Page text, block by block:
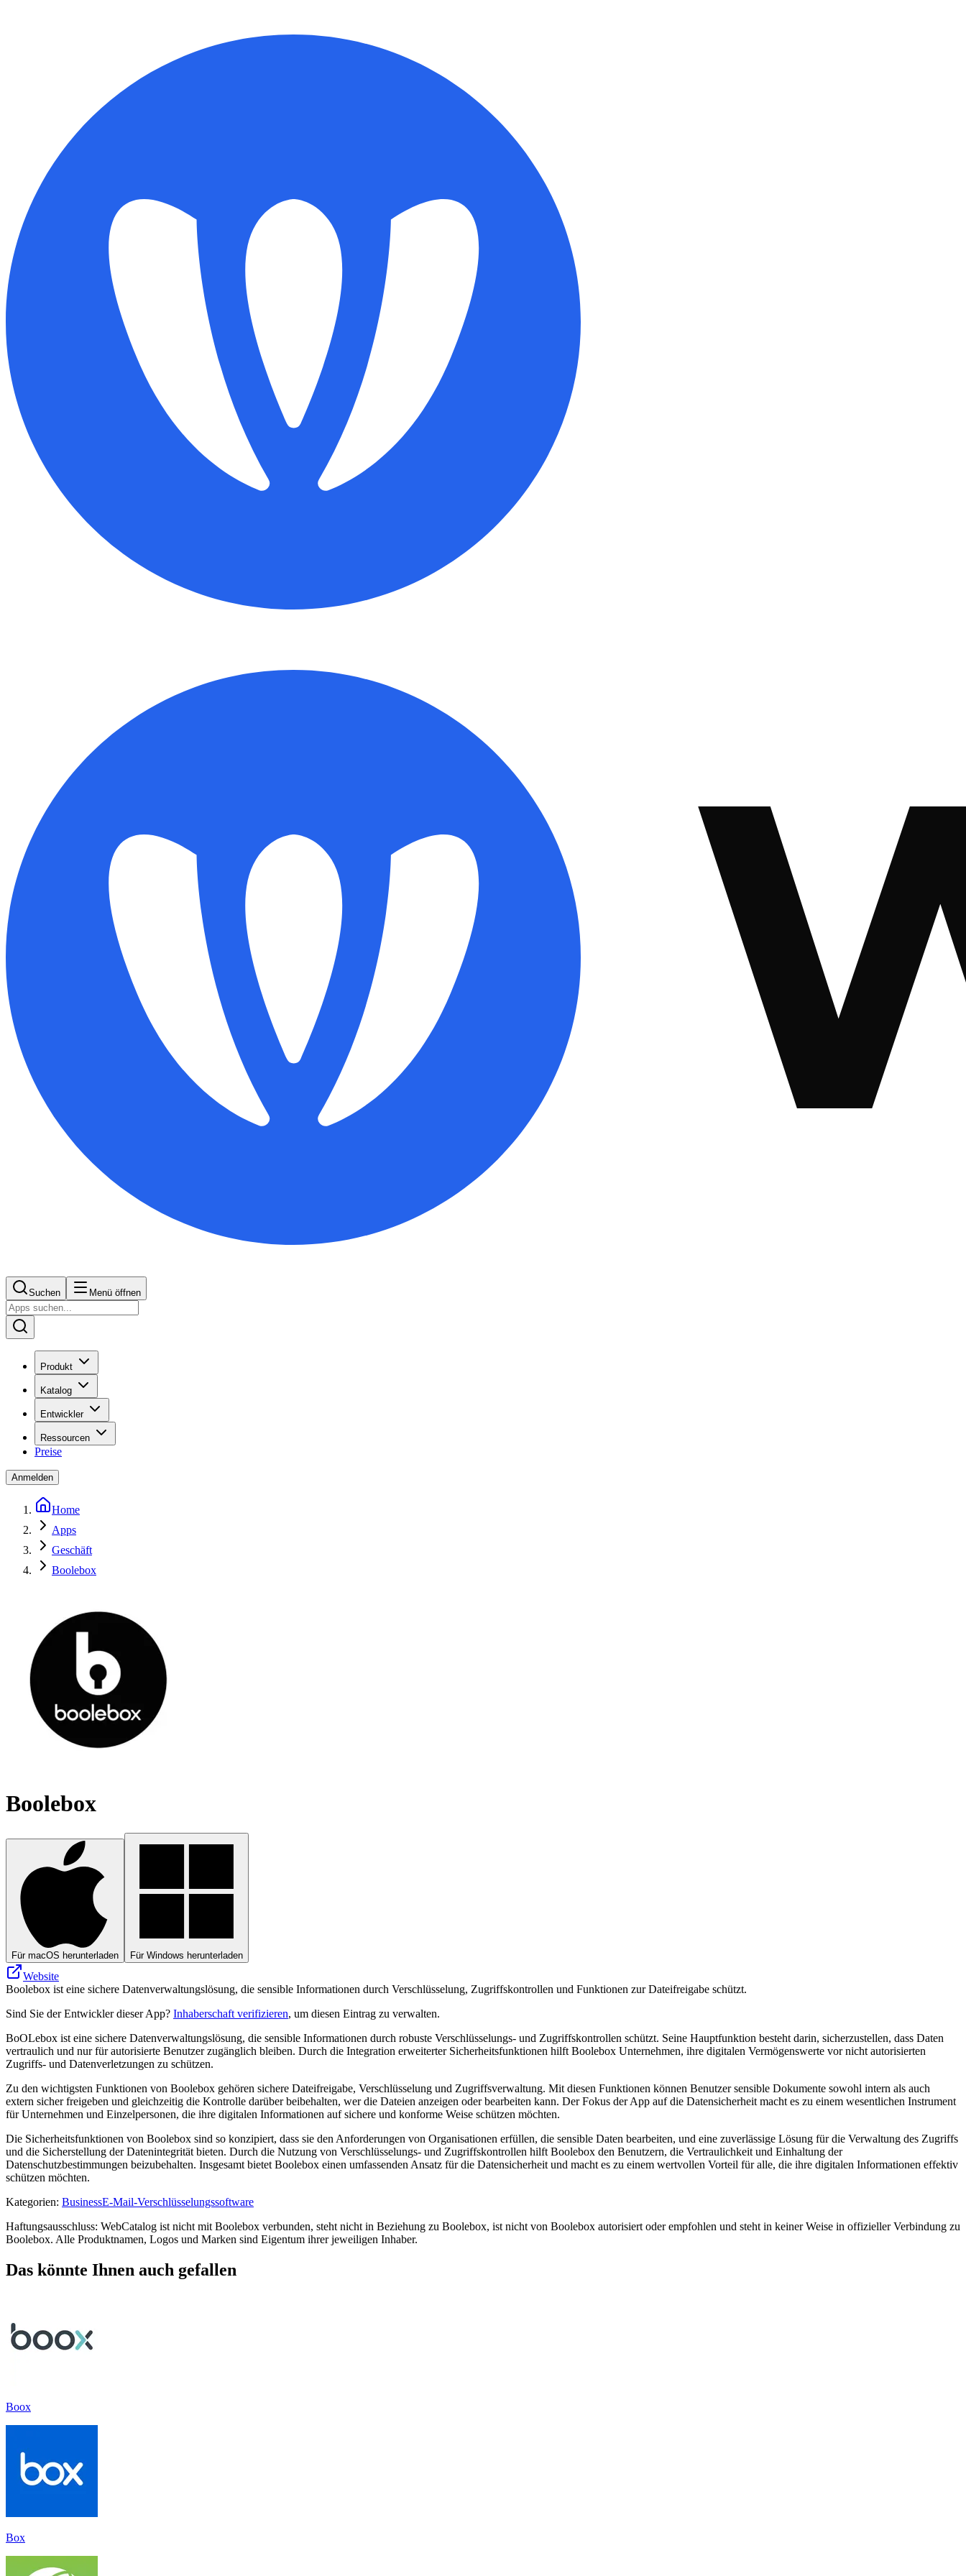
Suchen Menü öffnen
Produkt
Katalog
Entwickler
Ressourcen
Preise
Anmelden
Home
Apps
Geschäft
Boolebox
Boolebox
Für macOS herunterladen Für Windows herunterladen
Website
Boolebox ist eine sichere Datenverwaltungslösung, die sensible Informationen durch Verschlüsselung, Zugriffskontrollen und Funktionen zur Dateifreigabe schützt.
Sind Sie der Entwickler dieser App? Inhaberschaft verifizieren, um diesen Eintrag zu verwalten.
BoOLebox ist eine sichere Datenverwaltungslösung, die sensible Informationen durch robuste Verschlüsselungs- und Zugriffskontrollen schützt. Seine Hauptfunktion besteht darin, sicherzustellen, dass Daten
vertraulich und nur für autorisierte Benutzer zugänglich bleiben. Durch die Integration erweiterter Sicherheitsfunktionen hilft Boolebox Unternehmen, ihre digitalen Vermögenswerte vor nicht autorisierten
Zugriffs- und Datenverletzungen zu schützen.
Zu den wichtigsten Funktionen von Boolebox gehören sichere Dateifreigabe, Verschlüsselung und Zugriffsverwaltung. Mit diesen Funktionen können Benutzer sensible Dokumente sowohl intern als auch
extern sicher freigeben und gleichzeitig die Kontrolle darüber beibehalten, wer die Dateien anzeigen oder bearbeiten kann. Der Fokus der App auf die Datensicherheit macht es zu einem wesentlichen Instrument
für Unternehmen und Einzelpersonen, die ihre digitalen Informationen auf sichere und konforme Weise schützen möchten.
Die Sicherheitsfunktionen von Boolebox sind so konzipiert, dass sie den Anforderungen von Organisationen erfüllen, die sensible Daten bearbeiten, und eine zuverlässige Lösung für die Verwaltung des Zugriffs
und die Sicherstellung der Datenintegrität bieten. Durch die Nutzung von Verschlüsselungs- und Zugriffskontrollen hilft Boolebox den Benutzern, die Vertraulichkeit und Einhaltung der
Datenschutzbestimmungen beizubehalten. Insgesamt bietet Boolebox einen umfassenden Ansatz für die Datensicherheit und macht es zu einem wertvollen Vorteil für alle, die ihre digitalen Informationen effektiv
schützen möchten.
Kategorien: BusinessE-Mail-Verschlüsselungssoftware
Haftungsausschluss: WebCatalog ist nicht mit Boolebox verbunden, steht nicht in Beziehung zu Boolebox, ist nicht von Boolebox autorisiert oder empfohlen und steht in keiner Weise in offizieller Verbindung zu
Boolebox. Alle Produktnamen, Logos und Marken sind Eigentum ihrer jeweiligen Inhaber.
Das könnte Ihnen auch gefallen
Boox
Box